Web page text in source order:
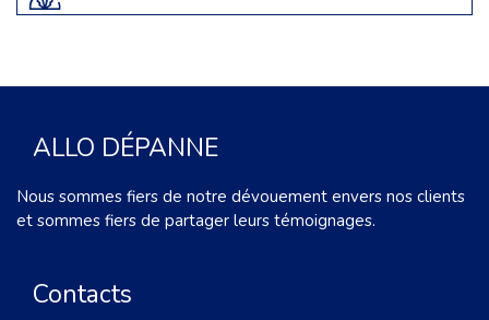
ALLO DÉPANNE
Nous sommes fiers de notre dévouement envers nos clients
et sommes fiers de partager leurs témoignages.
Contacts